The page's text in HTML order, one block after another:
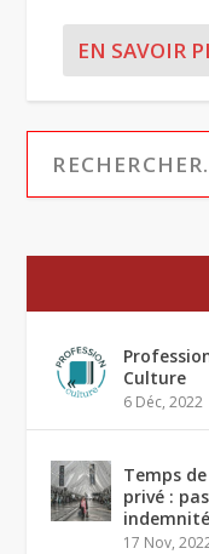
EN SAVOIR
Culture
6 Déc, 2022
Temps
privé :
indemnité
17 Nov,